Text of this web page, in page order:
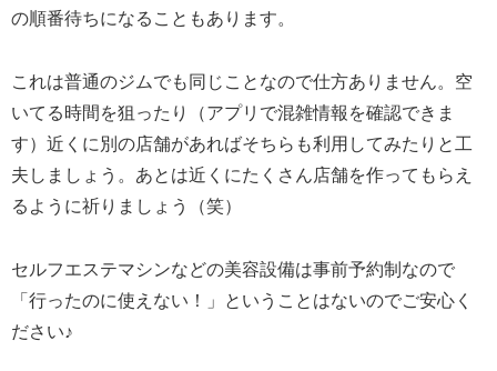
の順番待ちになることもあります。
これは普通のジムでも同じことなので仕方ありません。空
いてる時間を狙ったり（アプリで混雑情報を確認できま
す）近くに別の店舗があればそちらも利用してみたりと工
夫しましょう。あとは近くにたくさん店舗を作ってもらえ
るように祈りましょう（笑）
セルフエステマシンなどの美容設備は事前予約制なので
「行ったのに使えない！」ということはないのでご安心く
ださい♪